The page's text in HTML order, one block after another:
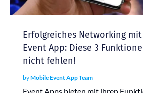
Erfolgreiches Networking
Event App: Diese 3
nicht fehlen!
byMobile Event App Team
Event Apps bieten mit ihren